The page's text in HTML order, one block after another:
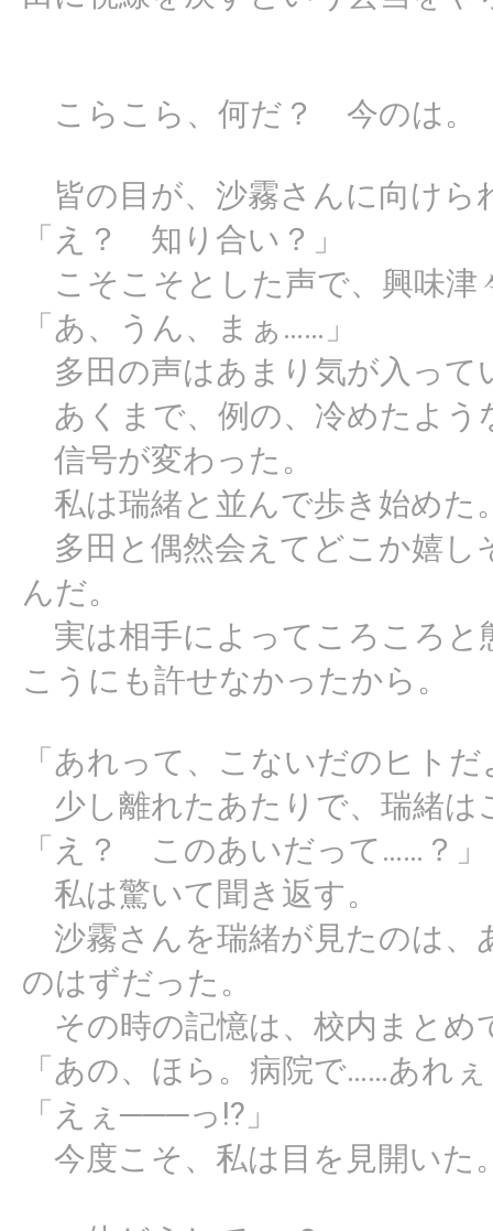
こらこら、何だ？ 今のは。
皆の目が、沙霧さんに向けら
「え？ 知り合い？」
こそこそとした声で、興味津
「あ、うん、まぁ……」
多田の声はあまり気が入って
あくまで、例の、冷めたよう
信号が変わった。
私は瑞緒と並んで歩き始めた
多田と偶然会えてどこか嬉し
んだ。
実は相手によってころころと
こうにも許せなかったから。
「あれって、こないだのヒト
少し離れたあたりで、瑞緒は
「え？ このあいだって……？」
私は驚いて聞き返す。
沙霧さんを瑞緒が見たのは、
のはずだった。
その時の記憶は、校内まとめ
「あの、ほら。病院で……あれ
「えぇ───っ!?」
今度こそ、私は目を見開いた